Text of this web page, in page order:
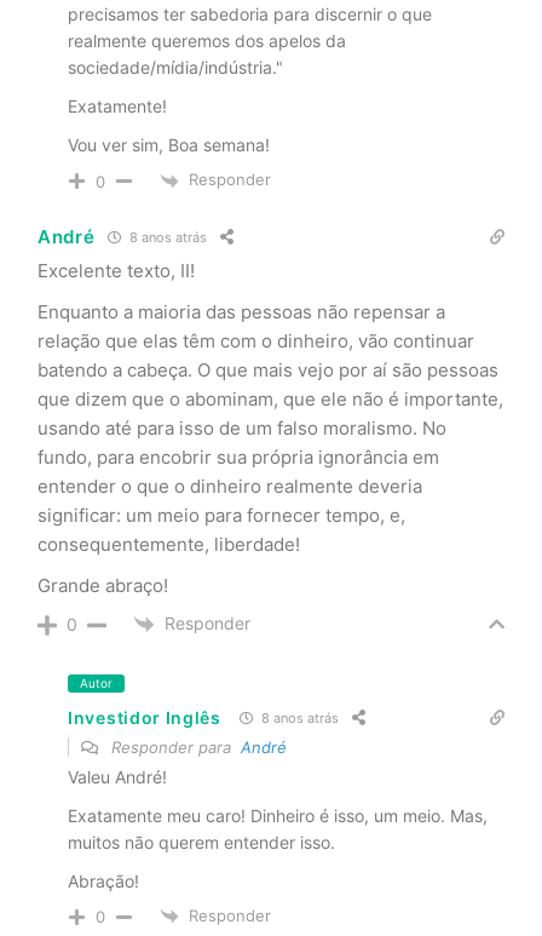
precisamos ter sabedoria para discernir o que
realmente queremos dos apelos da
sociedade/mídia/indústria."
Exatamente!
Vou ver sim, Boa semana!
0 Responder
André 8 anos atrás
Excelente texto, II!
Enquanto a maioria das pessoas não repensar a
relação que elas têm com o dinheiro, vão continuar
batendo a cabeça. O que mais vejo por aí são pessoas
que dizem que o abominam, que ele não é importante,
usando até para isso de um falso moralismo. No
fundo, para encobrir sua própria ignorância em
entender o que o dinheiro realmente deveria
significar: um meio para fornecer tempo, e,
consequentemente, liberdade!
Grande abraço!
0 Responder
Autor
Investidor Inglês 8 anos atrás
Responder para André
Valeu André!
Exatamente meu caro! Dinheiro é isso, um meio. Mas,
muitos não querem entender isso.
Abração!
0 Responder